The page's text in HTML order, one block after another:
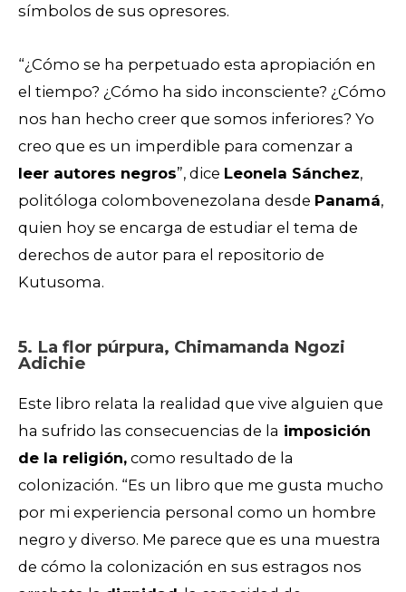
símbolos de sus opresores.
“¿Cómo se ha perpetuado esta apropiación en
el tiempo? ¿Cómo ha sido inconsciente? ¿Cómo
nos han hecho creer que somos inferiores? Yo
creo que es un imperdible para comenzar a
leer autores negros”, dice Leonela Sánchez,
politóloga colombovenezolana desde Panamá,
quien hoy se encarga de estudiar el tema de
derechos de autor para el repositorio de
Kutusoma.
5. La flor púrpura, Chimamanda Ngozi
Adichie
Este libro relata la realidad que vive alguien que
ha sufrido las consecuencias de la imposición
de la religión, como resultado de la
colonización. “Es un libro que me gusta mucho
por mi experiencia personal como un hombre
negro y diverso. Me parece que es una muestra
de cómo la colonización en sus estragos nos